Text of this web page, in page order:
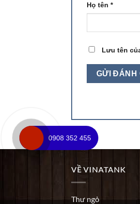
Họ tên *
Lưu tên
VỀ VINATANK
Thư ngỏ
0908 352 455